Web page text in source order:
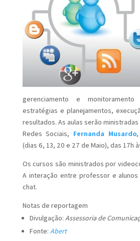
gerenciamento e
estratégias e planejamentos,
resultados. As aulas serão
Redes Sociais, Fernanda Musardo,
(dias 6, 13, 20 e 27 de Maio), das 17h
Os cursos são ministrados por
A interação entre professor e
chat.
Notas de reportagem
Divulgação: Assessoria de
Fonte: Abert